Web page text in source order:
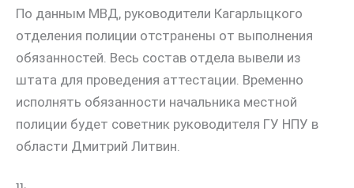
По данным МВД, руководители Кагарлыцкого
отделения полиции отстранены от выполнения
обязанностей. Весь состав отдела вывели из
штата для проведения аттестации. Временно
исполнять обязанности начальника местной
полиции будет советник руководителя ГУ НПУ в
области Дмитрий Литвин.